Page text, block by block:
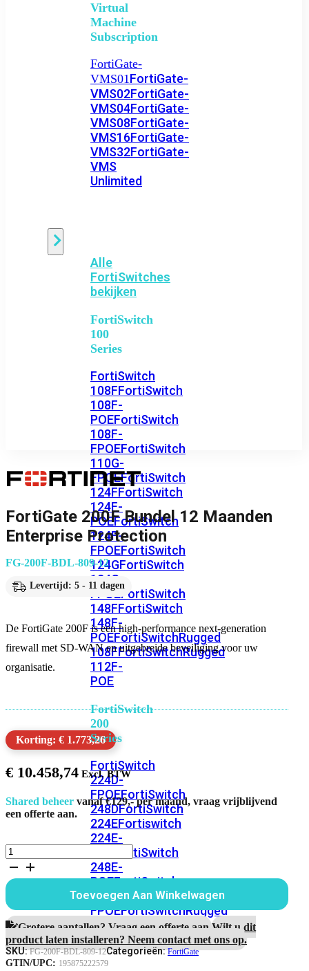
Virtual
Machine
Subscription
FortiGate-
VMS01FortiGate-
VMS02FortiGate-
VMS04FortiGate-
VMS08FortiGate-
VMS16FortiGate-
VMS32FortiGate-
VMS
Unlimited
Alle
FortiSwitches
bekijken
FortiSwitch
100
Series
FortiSwitch
108FFortiSwitch
108F-
POEFortiSwitch
108F-
FPOEFortiSwitch
110G-
FPOEFortiSwitch
124FFortiSwitch
124F-
POEFortiSwitch
124F-
FPOEFortiSwitch
124GFortiSwitch
124G-
FPOEFortiSwitch
148FFortiSwitch
148F-
POEFortiSwitchRugged
108FFortiSwitchRugged
112F-
POE
FortiSwitch
200
Series
FortiSwitch
224D-
FPOEFortiSwitch
248DFortiSwitch
224EFortiswitch
224E-
FortiSwitch
248E-
POEFortiSwitch
248E-
FPOEFortiSwitchRugged
216F-
POE
FortiGate 200F Bundel 12 Maanden
Enterprise Protection
FG-200F-BDL-809-12
Levertijd: 5 - 11 dagen
De FortiGate 200F is een high-performance next-generation
firewall met SD-WAN en uitgebreide beveiliging voor uw
organisatie.
Korting: € 1.773,26
€ 10.458,74
Shared beheer vanaf €129,- per maand, vraag vrijblijvend
een offerte aan.
FortiGate
200F
Bundel
12
Maanden
Enterprise
Protection
aantal
Toevoegen Aan Winkelwagen
Grotere aantallen? Vraag een offerte aan.Wilt u dit
product laten installeren? Neem contact met ons op.
SKU:FG-200F-BDL-809-12Categorieën:FortiGate
GTIN/UPC: 195875222579